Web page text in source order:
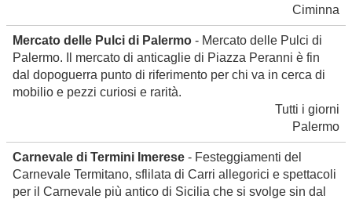
Ciminna
Mercato delle Pulci di Palermo - Mercato delle Pulci di
Palermo. Il mercato di anticaglie di Piazza Peranni è fin
dal dopoguerra punto di riferimento per chi va in cerca di
mobilio e pezzi curiosi e rarità.
Tutti i giorni
Palermo
Carnevale di Termini Imerese - Festeggiamenti del
Carnevale Termitano, sflilata di Carri allegorici e spettacoli
per il Carnevale più antico di Sicilia che si svolge sin dal